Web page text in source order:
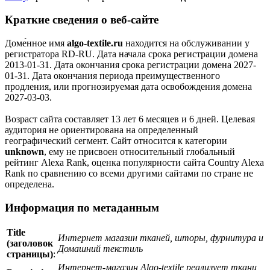
Краткие сведения о веб-сайте
Доме́нное имя algo-textile.ru находится на обслуживании у
регистратора RD-RU. Дата начала срока регистрации домена
2013-01-31. Дата окончания срока регистрации домена 2027-
01-31. Дата окончания периода преимущественного
продления, или прогнозируемая дата освобождения домена
2027-03-03.
Возраст сайта составляет 13 лет 6 месяцев и 6 дней. Целевая
аудитория не ориентирована на определенный
географический сегмент. Сайт относится к категории
unknown, ему не присвоен относительный глобальный
рейтинг Alexa Rank, оценка популярности сайта Country Alexa
Rank по сравнению со всеми другими сайтами по стране не
определена.
Информация по метаданным
Title
(заголовок
страницы):
Интернет магазин тканей, шторы, фурнитура и
Домашний текстиль
Интернет-магазин Algo-textile реализует ткани,